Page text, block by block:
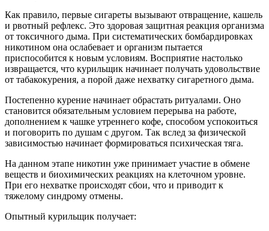
Как правило, первые сигареты вызывают отвращение, кашель
и рвотный рефлекс. Это здоровая защитная реакция организма
от токсичного дыма. При систематических бомбардировках
никотином она ослабевает и организм пытается
приспособится к новым условиям. Восприятие настолько
извращается, что курильщик начинает получать удовольствие
от табакокурения, а порой даже нехватку сигаретного дыма.
Постепенно курение начинает обрастать ритуалами. Оно
становится обязательным условием перерыва на работе,
дополнением к чашке утреннего кофе, способом успокоиться
и поговорить по душам с другом. Так вслед за физической
зависимостью начинает формироваться психическая тяга.
На данном этапе никотин уже принимает участие в обмене
веществ и биохимических реакциях на клеточном уровне.
При его нехватке происходят сбои, что и приводит к
тяжелому синдрому отмены.
Опытный курильщик получает: